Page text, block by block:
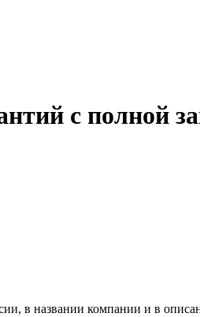
с полной
в названии компании и в